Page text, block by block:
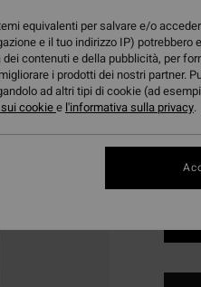
equivalenti per salvare e/o
e il tuo indirizzo IP) potrebbero
contenuti e della pubblicità, per
i prodotti dei nostri partner.
ad altri tipi di cookie (ad
cookiee l'informativa sulla privacy.